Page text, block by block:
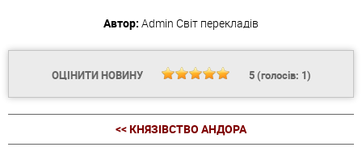
Автор: Admin Світ перекладів
ОЦІНИТИ НОВИНУ 5(голосів: 1)
<< КНЯЗІВСТВО АНДОРА